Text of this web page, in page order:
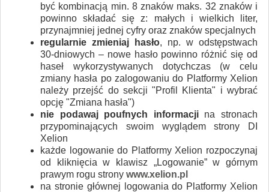
być kombinacją min. 8 znaków maks. 32 znaków i
powinno składać się z: małych i wielkich liter,
przynajmniej jednej cyfry oraz znaków specjalnych
regularnie zmieniaj hasło, np. w odstępstwach
30-dniowych – nowe hasło powinno różnić się od
haseł wykorzystywanych dotychczas (w celu
zmiany hasła po zalogowaniu do Platformy Xelion
należy przejść do sekcji "Profil Klienta" i wybrać
opcję "Zmiana hasła")
nie podawaj poufnych informacjina stronach
przypominających swoim wyglądem strony DI
Xelion
każde logowanie do Platformy Xelion rozpoczynaj
od kliknięcia w klawisz „Logowanie” w górnym
prawym rogu strony www.xelion.pl
na stronie głównej logowania do Platformy Xelion